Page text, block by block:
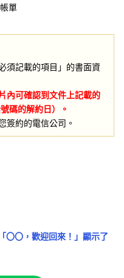
單
須記載的項目」的書面資
內可確認到文件上記載的
碼的解約日）。
簽約的電信公司。
〇〇，歡迎回來！」顯示了